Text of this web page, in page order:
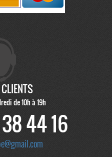
de 10h à 19h
44 16